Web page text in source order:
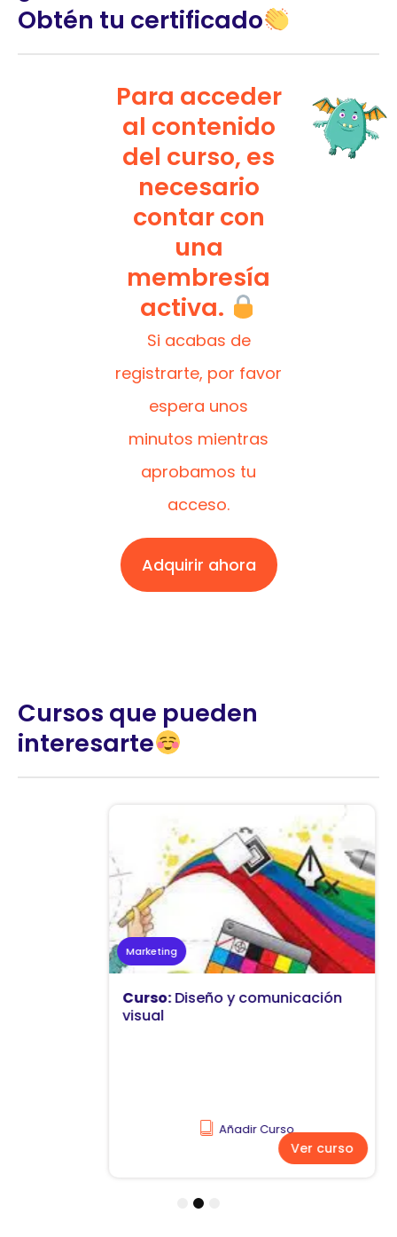
Obtén tu certificado
Para acceder
al contenido
del curso, es
necesario
contar con
una
membresía
activa.
Si acabas de
registrarte, por favor
espera unos
minutos mientras
aprobamos tu
acceso.
Adquirir ahora
Cursos que pueden
interesarte
Marketing
Curso:Diseño y comunicación
Añadir Curso
Ver curso